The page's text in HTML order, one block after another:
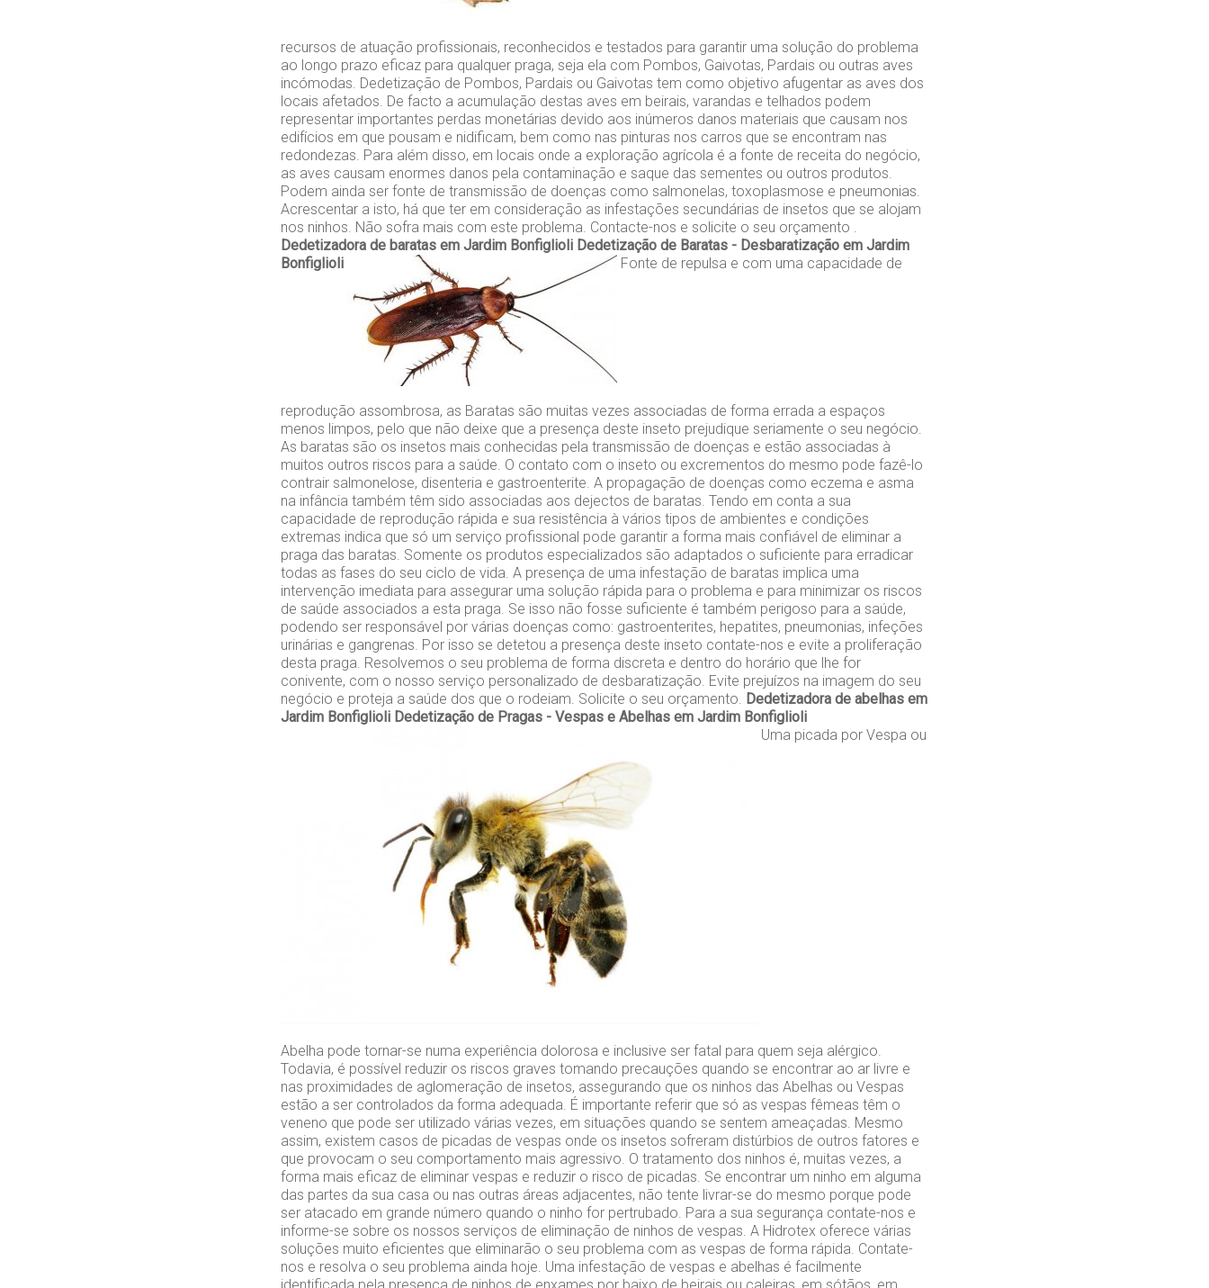
recursos de atuação profissionais, reconhecidos e testados para garantir uma solução do problema
ao longo prazo eficaz para qualquer praga, seja ela com Pombos, Gaivotas, Pardais ou outras aves
incómodas. Dedetização de Pombos, Pardais ou Gaivotas tem como objetivo afugentar as aves dos
locais afetados. De facto a acumulação destas aves em beirais, varandas e telhados podem
representar importantes perdas monetárias devido aos inúmeros danos materiais que causam nos
edifícios em que pousam e nidificam, bem como nas pinturas nos carros que se encontram nas
redondezas. Para além disso, em locais onde a exploração agrícola é a fonte de receita do negócio,
as aves causam enormes danos pela contaminação e saque das sementes ou outros produtos.
Podem ainda ser fonte de transmissão de doenças como salmonelas, toxoplasmose e pneumonias.
Acrescentar a isto, há que ter em consideração as infestações secundárias de insetos que se alojam
nos ninhos. Não sofra mais com este problema. Contacte-nos e solicite o seu orçamento .
Dedetizadora de baratas em Jardim Bonfiglioli Dedetização de Baratas - Desbaratização em Jardim
Bonfiglioli
Fonte de repulsa e com uma capacidade de
reprodução assombrosa, as Baratas são muitas vezes associadas de forma errada a espaços
menos limpos, pelo que não deixe que a presença deste inseto prejudique seriamente o seu negócio.
As baratas são os insetos mais conhecidas pela transmissão de doenças e estão associadas à
muitos outros riscos para a saúde. O contato com o inseto ou excrementos do mesmo pode fazê-lo
contrair salmonelose, disenteria e gastroenterite. A propagação de doenças como eczema e asma
na infância também têm sido associadas aos dejectos de baratas. Tendo em conta a sua
capacidade de reprodução rápida e sua resistência à vários tipos de ambientes e condições
extremas indica que só um serviço profissional pode garantir a forma mais confiável de eliminar a
praga das baratas. Somente os produtos especializados são adaptados o suficiente para erradicar
todas as fases do seu ciclo de vida. A presença de uma infestação de baratas implica uma
intervenção imediata para assegurar uma solução rápida para o problema e para minimizar os riscos
de saúde associados a esta praga. Se isso não fosse suficiente é também perigoso para a saúde,
podendo ser responsável por várias doenças como: gastroenterites, hepatites, pneumonias, infeções
urinárias e gangrenas. Por isso se detetou a presença deste inseto contate-nos e evite a proliferação
desta praga. Resolvemos o seu problema de forma discreta e dentro do horário que lhe for
conivente, com o nosso serviço personalizado de desbaratização. Evite prejuízos na imagem do seu
negócio e proteja a saúde dos que o rodeiam. Solicite o seu orçamento.
Dedetizadora de abelhas em
Jardim Bonfiglioli Dedetização de Pragas - Vespas e Abelhas em Jardim Bonfiglioli
Uma picada por Vespa ou
Abelha pode tornar-se numa experiência dolorosa e inclusive ser fatal para quem seja alérgico.
Todavia, é possível reduzir os riscos graves tomando precauções quando se encontrar ao ar livre e
nas proximidades de aglomeração de insetos, assegurando que os ninhos das Abelhas ou Vespas
estão a ser controlados da forma adequada. É importante referir que só as vespas fêmeas têm o
veneno que pode ser utilizado várias vezes, em situações quando se sentem ameaçadas. Mesmo
assim, existem casos de picadas de vespas onde os insetos sofreram distúrbios de outros fatores e
que provocam o seu comportamento mais agressivo. O tratamento dos ninhos é, muitas vezes, a
forma mais eficaz de eliminar vespas e reduzir o risco de picadas. Se encontrar um ninho em alguma
das partes da sua casa ou nas outras áreas adjacentes, não tente livrar-se do mesmo porque pode
ser atacado em grande número quando o ninho for pertrubado. Para a sua segurança contate-nos e
informe-se sobre os nossos serviços de eliminação de ninhos de vespas. A Hidrotex oferece várias
soluções muito eficientes que eliminarão o seu problema com as vespas de forma rápida. Contate-
nos e resolva o seu problema ainda hoje. Uma infestação de vespas e abelhas é facilmente
identificada pela presença de ninhos de enxames por baixo de beirais ou caleiras, em sótãos, em